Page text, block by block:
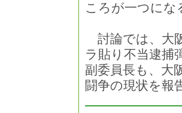
ころが一つにな
討論では、大
ラ貼り不当逮捕
副委員長も、大
闘争の現状を報